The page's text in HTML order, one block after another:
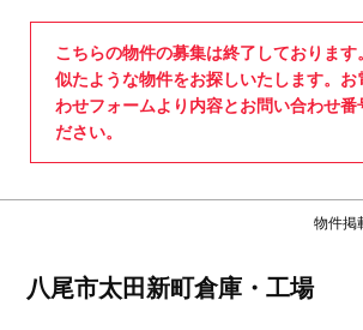
こちらの物件の募集は終了しております。
似たような物件をお探しいたします。お
わせフォームより内容とお問い合わせ番
ださい。
物件掲
八尾市太田新町倉庫・工場